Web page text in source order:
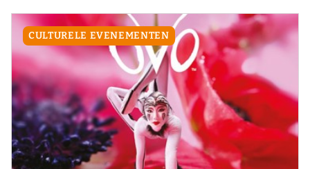
CULTURELE EVENEMENTEN